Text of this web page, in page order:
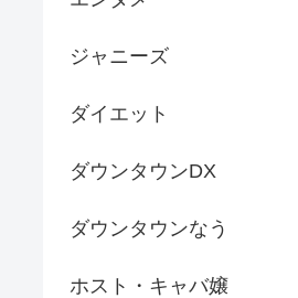
ジャニーズ
ダイエット
ダウンタウンDX
ダウンタウンなう
ホスト・キャバ嬢